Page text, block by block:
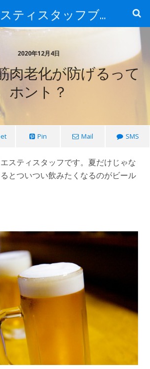
アイエスティスタッフブログ
2020年12月4日
肉老化が防げるって
ホント？
Pin Mail SMS
スティスタッフです。夏だけじゃな
とついつい飲みたくなるのがビール